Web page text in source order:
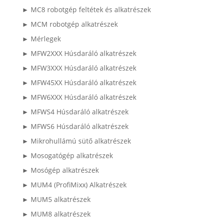
► MC8 robotgép feltétek és alkatrészek
► MCM robotgép alkatrészek
► Mérlegek
► MFW2XXX Húsdaráló alkatrészek
► MFW3XXX Húsdaráló alkatrészek
► MFW45XX Húsdaráló alkatrészek
► MFW6XXX Húsdaráló alkatrészek
► MFWS4 Húsdaráló alkatrészek
► MFWS6 Húsdaráló alkatrészek
► Mikrohullámú sütő alkatrészek
► Mosogatógép alkatrészek
► Mosógép alkatrészek
► MUM4 (ProfiMixx) Alkatrészek
► MUM5 alkatrészek
► MUM8 alkatrészek